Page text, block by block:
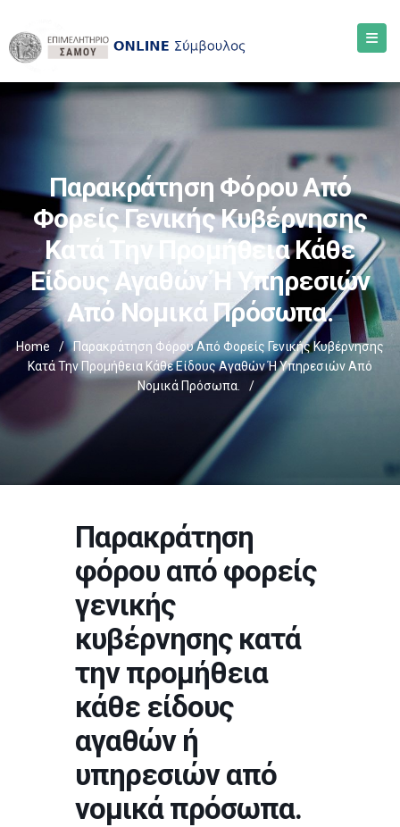
Παρακράτηση Φόρου Από
Φορείς Γενικής Κυβέρνησης
Κατά Την Προμήθεια Κάθε
Είδους Αγαθών Ή Υπηρεσιών
Από Νομικά Πρόσωπα.
Home /
Παρακράτηση Φόρου Από Φορείς Γενικής Κυβέρνησης
Κατά Την Προμήθεια Κάθε Είδους Αγαθών Ή Υπηρεσιών Από
Νομικά Πρόσωπα.
/
Παρακράτηση
φόρου από φορείς
γενικής
κυβέρνησης κατά
την προμήθεια
κάθε είδους
αγαθών ή
υπηρεσιών από
νομικά πρόσωπα.